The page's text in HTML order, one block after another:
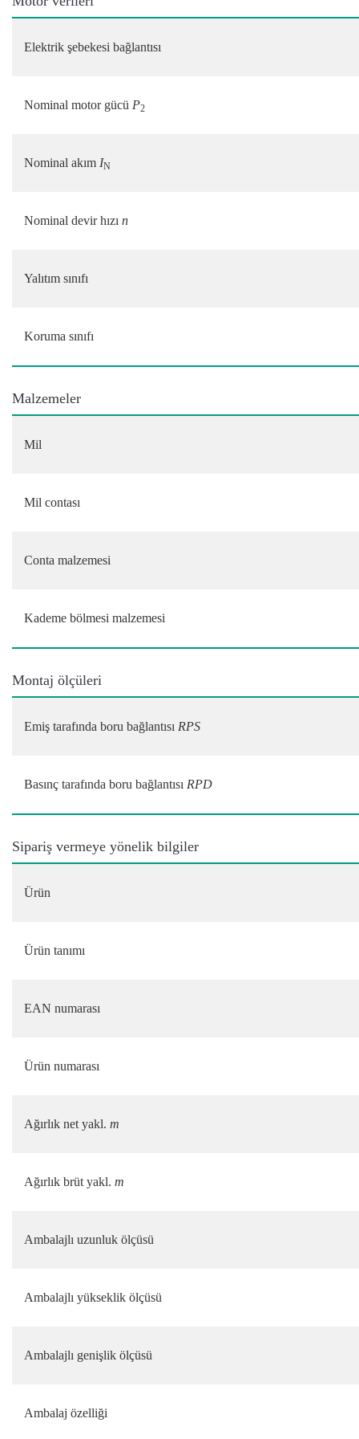
Elektrik şebekesi bağlantısı
Nominal motor gücü P2
Nominal akım IN
Nominal devir hızı n
Yalıtım sınıfı
Koruma sınıfı
Malzemeler
Mil
Mil contası
Conta malzemesi
Kademe bölmesi malzemesi
Montaj ölçüleri
Emiş tarafında boru bağlantısı RPS
Basınç tarafında boru bağlantısı RPD
Sipariş vermeye yönelik bilgiler
Ürün
Ürün tanımı
EAN numarası
Ürün numarası
Ağırlık net yakl. m
Ağırlık brüt yakl. m
Ambalajlı uzunluk ölçüsü
Ambalajlı yükseklik ölçüsü
Ambalajlı genişlik ölçüsü
Ambalaj özelliği